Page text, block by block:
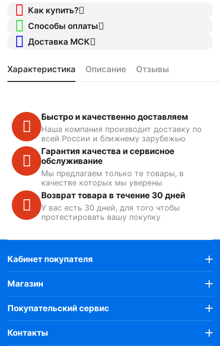
Как купить?
Способы оплаты
Доставка МСК
Характеристика Описание Отзывы
Быстро и качественно доставляем
Наша компания производит доставку по
всей России и ближнему зарубежью
Гарантия качества и сервисное
обслуживание
Мы предлагаем только те товары, в
качестве которых мы уверены
Возврат товара в течение 30 дней
У вас есть 30 дней, для того чтобы
протестировать вашу покупку
Кабинет покупателя
Магазин
Покупательский сервис
Контакты